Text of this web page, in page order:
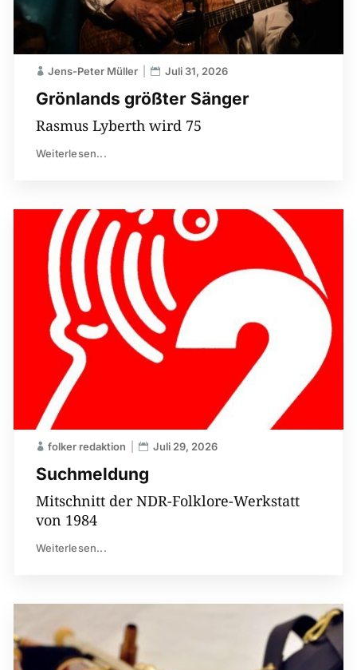
Grönlands größter Sänger
Jens-Peter Müller Juli 31, 2026
Rasmus Lyberth wird 75
Weiterlesen...
Suchmeldung
folker redaktion Juli 29, 2026
Mitschnitt der NDR-Folklore-Werkstatt
von 1984
Weiterlesen...